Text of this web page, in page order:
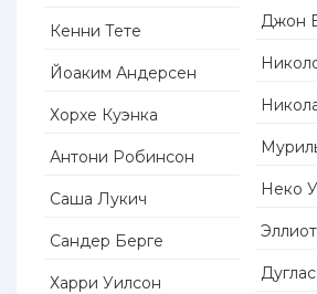
Кенни Тете
Йоаким Андерсен
Хорхе Куэнка
Антони Робинсон
Саша Лукич
Сандер Берге
Харри Уилсон
Джон
Неко